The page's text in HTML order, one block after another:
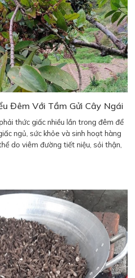
Đêm Với Tầm Gửi Cây Ngái
thức giấc nhiều lần trong đêm để
ngủ, sức khỏe và sinh hoạt hàng
do viêm đường tiết niệu, sỏi thận,
tuyến (ở nam giới), hoặc thói quen